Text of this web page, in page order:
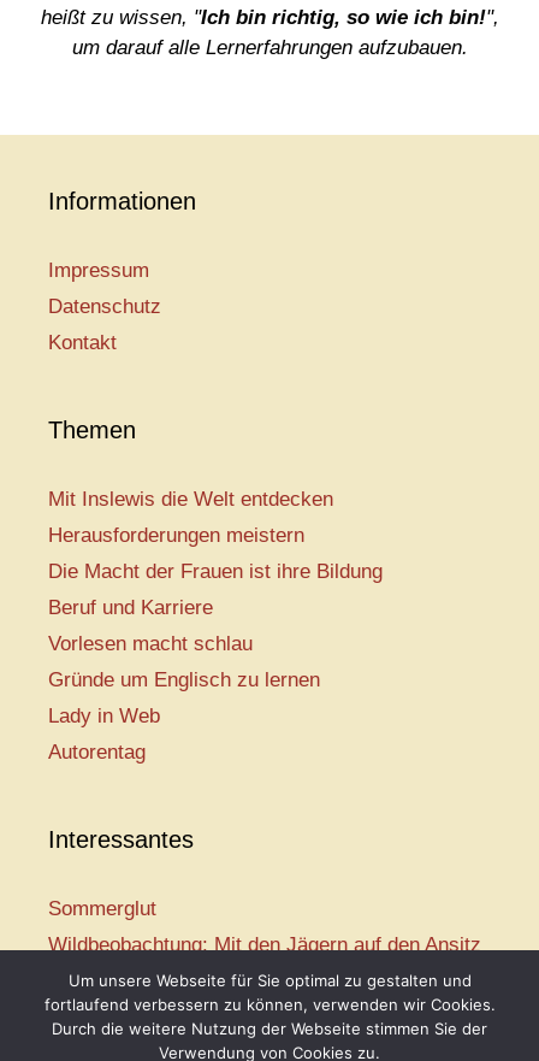
heißt zu wissen, "Ich bin richtig, so wie ich bin!",
um darauf alle Lernerfahrungen aufzubauen.
Informationen
Impressum
Datenschutz
Kontakt
Themen
Mit Inslewis die Welt entdecken
Herausforderungen meistern
Die Macht der Frauen ist ihre Bildung
Beruf und Karriere
Vorlesen macht schlau
Gründe um Englisch zu lernen
Lady in Web
Autorentag
Interessantes
Sommerglut
Wildbeobachtung: Mit den Jägern auf den Ansitz
Mir ist so heiß
Mission: Rettungsschwimmer
Vogelwelt-Entdeckertour
Um unsere Webseite für Sie optimal zu gestalten und
fortlaufend verbessern zu können, verwenden wir Cookies.
Durch die weitere Nutzung der Webseite stimmen Sie der
Verwendung von Cookies zu.